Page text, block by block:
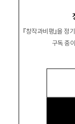
『창작과비평』을
구독 중
윤성호